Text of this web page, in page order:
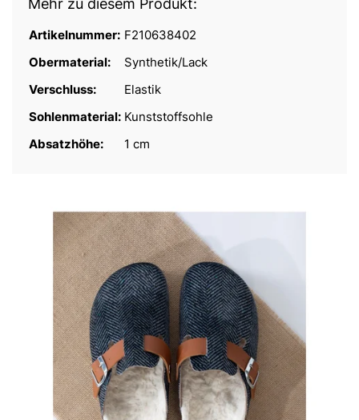
Mehr zu diesem Produkt:
Artikelnummer: F210638402
Obermaterial:
Synthetik/Lack
Verschluss:
Elastik
Sohlenmaterial: Kunststoffsohle
Absatzhöhe:
1 cm